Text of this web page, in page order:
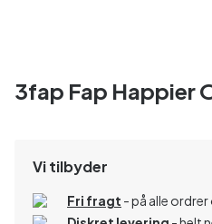
3fap Fap Happier
Vi tilbyder
Fri fragt - på alle ordrer